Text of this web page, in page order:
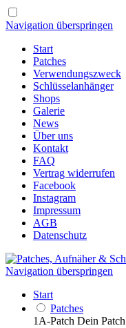
Navigation überspringen
Start
Patches
Verwendungszweck
Schlüsselanhänger
Shops
Galerie
News
Über uns
Kontakt
FAQ
Vertrag widerrufen
Facebook
Instagram
Impressum
AGB
Datenschutz
Navigation überspringen
Start
Patches
1A-Patch Dein